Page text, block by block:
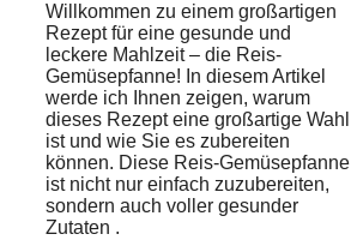
Willkommen zu einem großartigen
Rezept für eine gesunde und
leckere Mahlzeit – die Reis-
Gemüsepfanne! In diesem Artikel
werde ich Ihnen zeigen, warum
dieses Rezept eine großartige Wahl
ist und wie Sie es zubereiten
können. Diese Reis-Gemüsepfanne
ist nicht nur einfach zuzubereiten,
sondern auch voller gesunder
Zutaten .